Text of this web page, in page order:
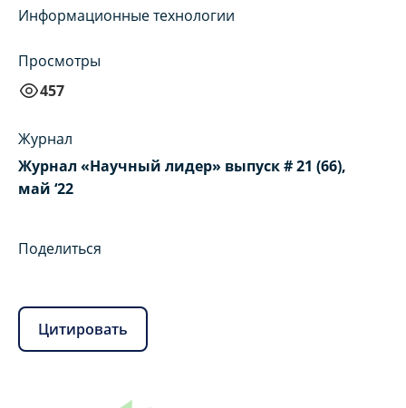
Информационные технологии
Просмотры
457
Журнал
Журнал «Научный лидер» выпуск # 21 (66),
май ‘22
Поделиться
Цитировать